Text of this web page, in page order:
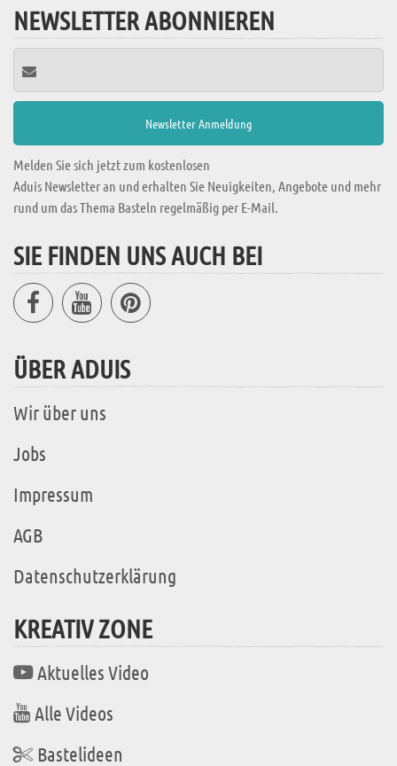
NEWSLETTER ABONNIEREN
Melden Sie sich jetzt zum kostenlosen
Aduis Newsletter an und erhalten Sie Neuigkeiten, Angebote und mehr
rund um das Thema Basteln regelmäßig per E-Mail.
SIE FINDEN UNS AUCH BEI
ÜBER ADUIS
Wir über uns
Jobs
Impressum
AGB
Datenschutzerklärung
KREATIV ZONE
Aktuelles Video
Alle Videos
Bastelideen